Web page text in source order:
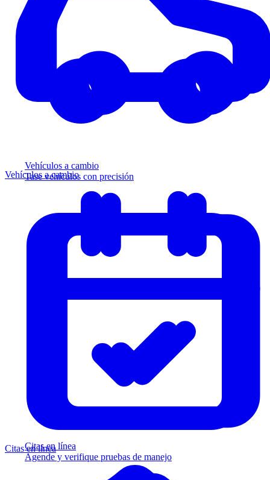
Vehículos a cambio
Tase vehículos con precisión
Citas en línea
Agende y verifique pruebas de manejo
Vehículos a cambio
Citas en línea